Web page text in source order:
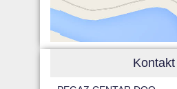
Kontakt